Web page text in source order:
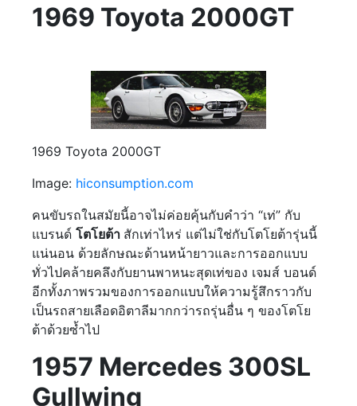
1969 Toyota 2000GT
1969 Toyota 2000GT
Image: hiconsumption.com
คนขับรถในสมัยนี้อาจไม่ค่อยคุ้นกับคำว่า “เท่” กับ
แบรนด์ โตโยต้า สักเท่าไหร่ แต่ไม่ใช่กับโตโยต้ารุ่นนี้
แน่นอน ด้วยลักษณะด้านหน้ายาวและการออกแบบ
ทั่วไปคล้ายคลึงกับยานพาหนะสุดเท่ของ เจมส์ บอนด์
อีกทั้งภาพรวมของการออกแบบให้ความรู้สึกราวกับ
เป็นรถสายเลือดอิตาลีมากกว่ารถรุ่นอื่น ๆ ของโตโย
ต้าด้วยซ้ำไป
1957 Mercedes 300SL
Gullwing